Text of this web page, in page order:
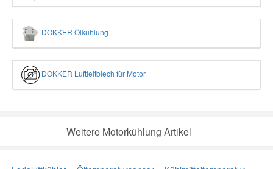
DOKKER Ölkühlung
DOKKER Luftleitblech für Motor
Weitere Motorkühlung Artikel